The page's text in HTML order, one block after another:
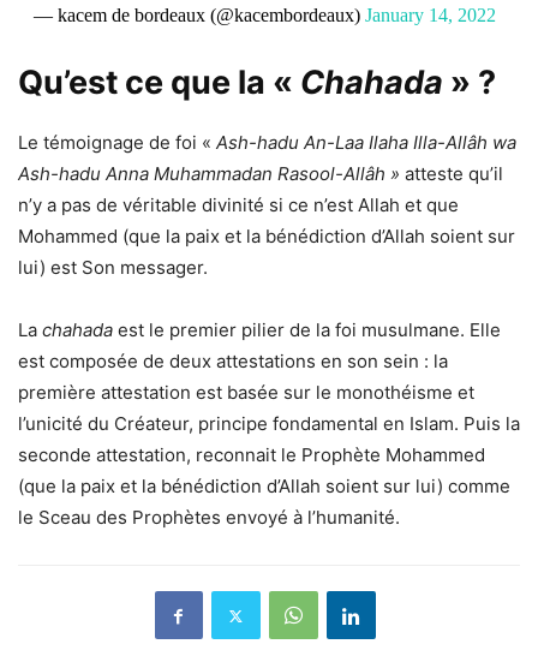
— kacem de bordeaux (@kacembordeaux) January 14, 2022
Qu’est ce que la « Chahada » ?
Le témoignage de foi « Ash-hadu An-Laa Ilaha Illa-Allâh wa
Ash-hadu Anna Muhammadan Rasool-Allâh » atteste qu’il
n’y a pas de véritable divinité si ce n’est Allah et que
Mohammed (que la paix et la bénédiction d’Allah soient sur
lui) est Son messager.
La chahada est le premier pilier de la foi musulmane. Elle
est composée de deux attestations en son sein : la
première attestation est basée sur le monothéisme et
l’unicité du Créateur, principe fondamental en Islam. Puis la
seconde attestation, reconnait le Prophète Mohammed
(que la paix et la bénédiction d’Allah soient sur lui) comme
le Sceau des Prophètes envoyé à l’humanité.